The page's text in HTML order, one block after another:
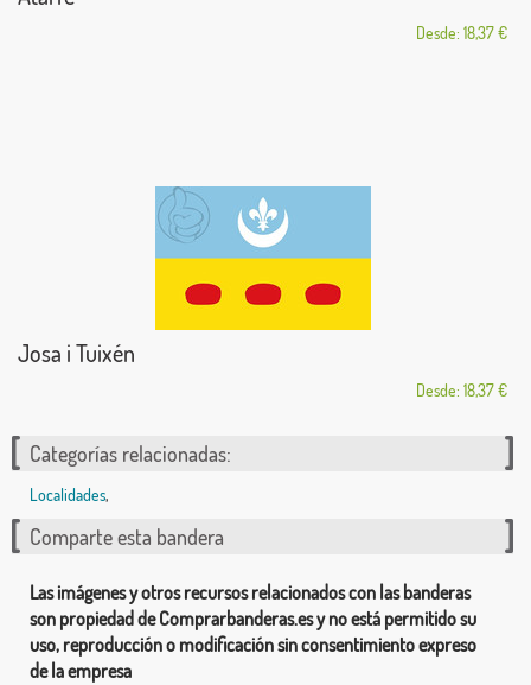
Desde: 18,37 €
Josa i Tuixén
Desde: 18,37 €
Categorías relacionadas:
Localidades,
Comparte esta bandera
Las imágenes y otros recursos relacionados con las banderas
son propiedad de Comprarbanderas.es y no está permitido su
uso, reproducción o modificación sin consentimiento expreso
de la empresa